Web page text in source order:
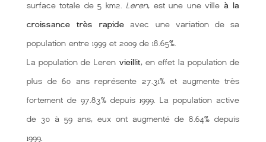
surface totale de 5 km2. Leren, est une une ville à la
croissance très rapide avec une variation de sa
population entre 1999 et 2009 de 18.65%.
La population de Lerenvieillit, en effet la population de
plus de 60 ans représente 27.31% et augmente très
fortement de 97.83% depuis 1999. La population active
de 30 à 59 ans, eux ont augmenté de 8.64% depuis
1999.